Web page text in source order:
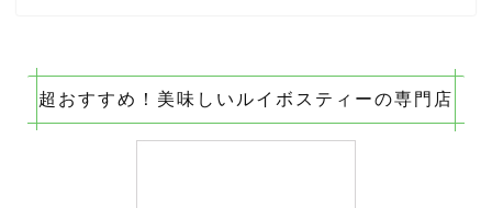
超おすすめ！美味しいルイボスティーの専門店